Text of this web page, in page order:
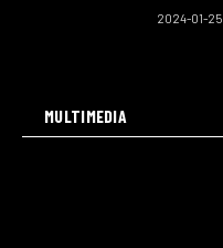
2024-01-25
MULTIMEDIA